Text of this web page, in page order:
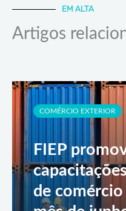
EM ALTA
Artigos
COMÉRCIO EXTERIOR
FIEP
de